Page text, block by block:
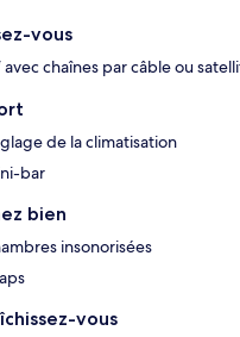
vous
avec chaînes par câble ou
de la climatisation
bar
bien
insonorisées
vous